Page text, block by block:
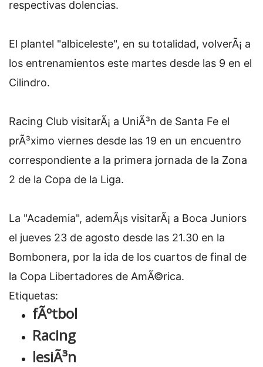
respectivas dolencias.
El plantel "albiceleste", en su totalidad, volverÃ¡ a
los entrenamientos este martes desde las 9 en el
Cilindro.
Racing Club visitarÃ¡ a UniÃ³n de Santa Fe el
prÃ³ximo viernes desde las 19 en un encuentro
correspondiente a la primera jornada de la Zona
2 de la Copa de la Liga.
La "Academia", ademÃ¡s visitarÃ¡ a Boca Juniors
el jueves 23 de agosto desde las 21.30 en la
Bombonera, por la ida de los cuartos de final de
la Copa Libertadores de AmÃ©rica.
Etiquetas:
fÃºtbol
Racing
lesiÃ³n